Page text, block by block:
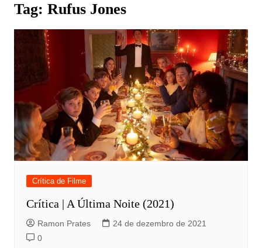
Tag: Rufus Jones
Crítica de Filme
Crítica | A Última Noite (2021)
Ramon Prates
24 de dezembro de 2021
0